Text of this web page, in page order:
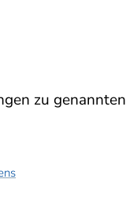
zu genannten